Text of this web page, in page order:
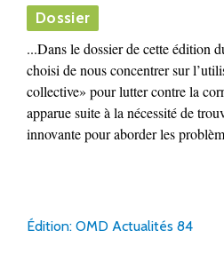
Dossier
...Dans le dossier de cette édition
choisi de nous concentrer sur
collective» pour lutter contre la
apparue suite à la nécessité de
innovante pour aborder les
Édition: OMD Actualités 84